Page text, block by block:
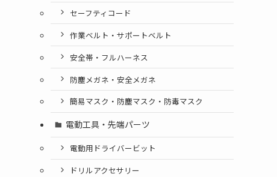
セーフティコード
作業ベルト・サポートベルト
安全帯・フルハーネス
防塵メガネ・安全メガネ
簡易マスク・防塵マスク・防毒マスク
電動工具・先端パーツ
電動用ドライバービット
ドリルアクセサリー